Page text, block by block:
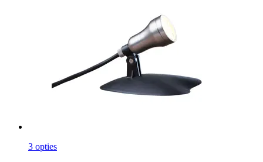
3 opties